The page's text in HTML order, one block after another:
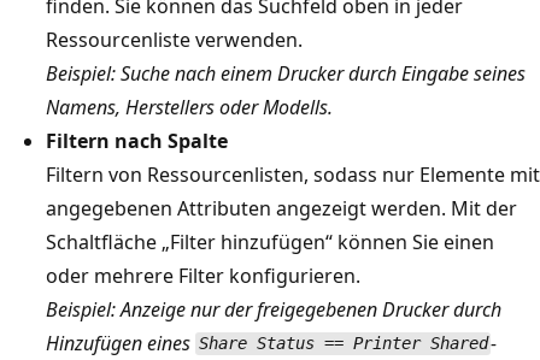
finden. Sie können das Suchfeld oben in jeder
Ressourcenliste verwenden.
Beispiel: Suche nach einem Drucker durch Eingabe seines
Namens, Herstellers oder Modells.
Filtern nach Spalte
Filtern von Ressourcenlisten, sodass nur Elemente mit
angegebenen Attributen angezeigt werden. Mit der
Schaltfläche „Filter hinzufügen“ können Sie einen
oder mehrere Filter konfigurieren.
Beispiel: Anzeige nur der freigegebenen Drucker durch
Hinzufügen eines Share Status == Printer Shared-